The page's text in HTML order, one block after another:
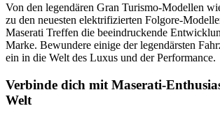
Von den legendären Gran Turismo-Modellen
zu den neuesten elektrifizierten Folgore-
Maserati Treffen die beeindruckende
Marke. Bewundere einige der legendärsten
ein in die Welt des Luxus und der Performance.
Verbinde dich mit Maserati-
Welt